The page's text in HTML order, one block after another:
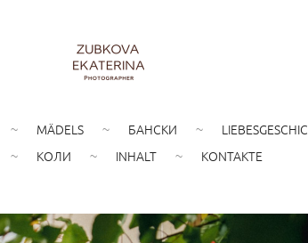
MÄDELS БАНСКИ
КОЛИ INHALT KONTAKTE